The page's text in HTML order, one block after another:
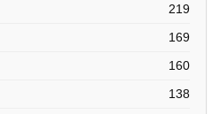
219
169
160
138